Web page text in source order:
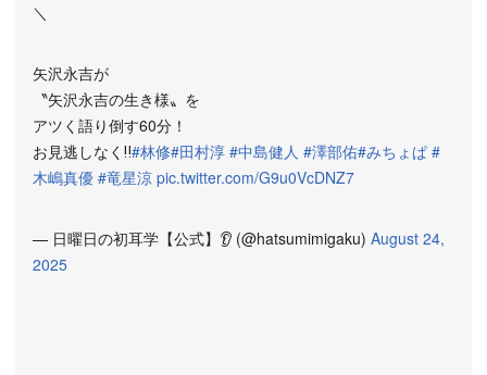
＼
矢沢永吉が
〝矢沢永吉の生き様〟を
アツく語り倒す60分！
お見逃しなく‼#林修#田村淳 #中島健人 #澤部佑#みちょぱ #
木嶋真優 #竜星涼 pic.twitter.com/G9u0VcDNZ7
— 日曜日の初耳学【公式】👂 (@hatsumimigaku) August 24,
2025